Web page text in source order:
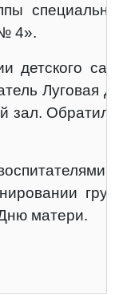
4».
детского
Луговая
зал.
матери.